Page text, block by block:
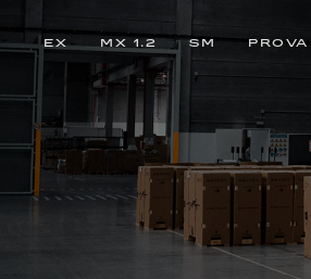
EX MX 1.2 SM PROVA